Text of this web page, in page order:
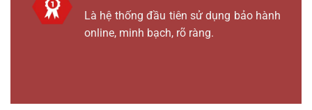
Là hệ thống đầu tiên sử dụng bảo hành
online, minh bạch, rõ ràng.